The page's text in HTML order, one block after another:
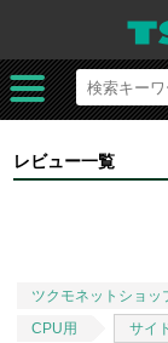
レビュー一覧
ツクモネットショッ
CPU用
サイ